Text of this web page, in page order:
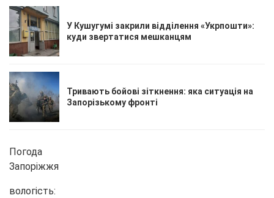
У Кушугумі закрили відділення «Укрпошти»:
куди звертатися мешканцям
Тривають бойові зіткнення: яка ситуація на
Запорізькому фронті
Погода
Запоріжжя
вологість: